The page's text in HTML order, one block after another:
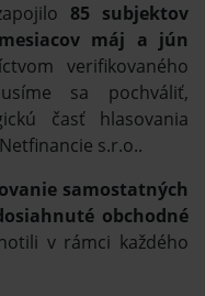
85 subjektov
máj a jún
verifikovaného
sa pochváliť,
časť hlasovania
s.r.o..
samostatných
obchodné
v rámci každého